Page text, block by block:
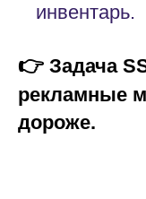
инвентарь.
👉 Задача
рекламные
дороже.